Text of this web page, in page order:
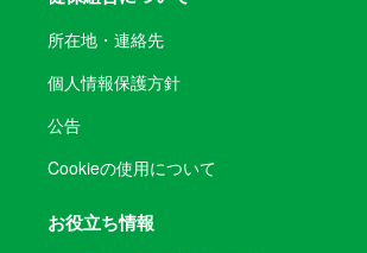
所在地・連絡先
個人情報保護方針
公告
Cookieの使用について
お役立ち情報